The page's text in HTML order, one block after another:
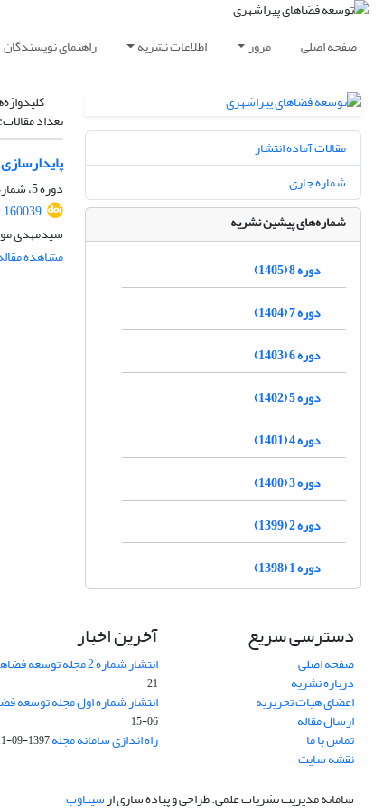
صفحه اصلی مرور اطلاعات نشریه راهنمای نویسندگان
تعداد مقالات:
دوره 5، شماره 1، خرداد 1402، صفحه
سیدمهدی
مشاهده
مقالات آماده انتشار
شماره جاری
شماره‌های پیشین نشریه
دوره 8 (1405)
دوره 7 (1404)
دوره 6 (1403)
دوره 5 (1402)
دوره 4 (1401)
دوره 3 (1400)
دوره 2 (1399)
دوره 1 (1398)
دسترسی سریع
صفحه اصلی
درباره نشریه
اعضای هیات تحریریه
ارسال مقاله
تماس با ما
نقشه سایت
آخرین اخبار
انتشار شماره 2 مجله توسعه فضاهای پیراشهری
21
انتشار شماره اول مجله توسعه
06-15
راه اندازی سامانه مجله1397-09-11
سامانه مدیریت نشریات علمی.طراحی و پیاده سازی ازسیناوب